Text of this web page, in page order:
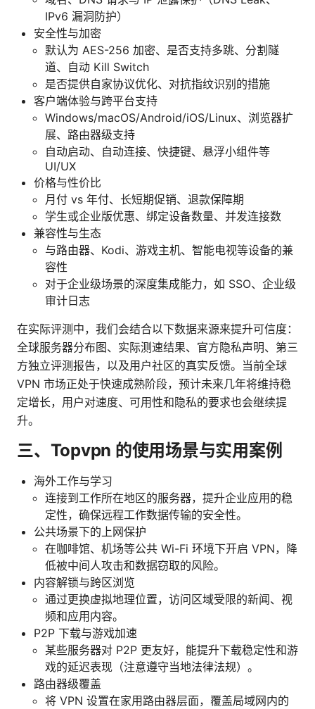
IPv6 漏洞防护）
安全性与加密
默认为 AES-256 加密、是否支持多跳、分割隧
道、自动 Kill Switch
是否提供自家协议优化、对抗指纹识别的措施
客户端体验与跨平台支持
Windows/macOS/Android/iOS/Linux、浏览器扩
展、路由器级支持
自动启动、自动连接、快捷键、悬浮小组件等
UI/UX
价格与性价比
月付 vs 年付、长短期促销、退款保障期
学生或企业版优惠、绑定设备数量、并发连接数
兼容性与生态
与路由器、Kodi、游戏主机、智能电视等设备的兼
容性
对于企业级场景的深度集成能力，如 SSO、企业级
审计日志
在实际评测中，我们会结合以下数据来源来提升可信度：
全球服务器分布图、实际测速结果、官方隐私声明、第三
方独立评测报告，以及用户社区的真实反馈。当前全球
VPN 市场正处于快速成熟阶段，预计未来几年将维持稳
定增长，用户对速度、可用性和隐私的要求也会继续提
升。
三、Topvpn 的使用场景与实用案例
海外工作与学习
连接到工作所在地区的服务器，提升企业应用的稳
定性，确保远程工作数据传输的安全性。
公共场景下的上网保护
在咖啡馆、机场等公共 Wi-Fi 环境下开启 VPN，降
低被中间人攻击和数据窃取的风险。
内容解锁与跨区浏览
通过更换虚拟地理位置，访问区域受限的新闻、视
频和应用内容。
P2P 下载与游戏加速
某些服务器对 P2P 更友好，能提升下载稳定性和游
戏的延迟表现（注意遵守当地法律法规）。
路由器级覆盖
将 VPN 设置在家用路由器层面，覆盖局域网内的